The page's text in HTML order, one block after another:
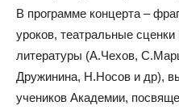
В программе концерта –
уроков, театральные
литературы (А.Чехов,
Дружинина, Н.Носов и др),
учеников Академии,